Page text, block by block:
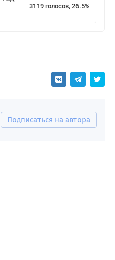
3119 голосов, 26.5%
Подписаться на автора